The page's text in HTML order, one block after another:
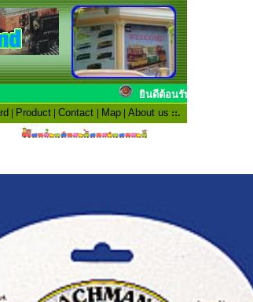
ยินดีต้อนรับสมา
| Product | Contact | Map | About us ::.